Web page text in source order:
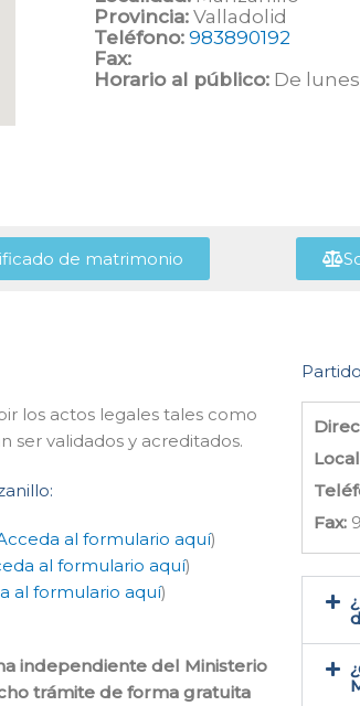
Provincia: Valladolid
Teléfono: 983890192
Fax:
Horario al público: De lunes
de matrimonio
los actos legales tales como
ser validados y acreditados.
al formulario aquí)
al formulario aquí)
al formulario aquí)
independiente del Ministerio
trámite de forma gratuita
Fax: